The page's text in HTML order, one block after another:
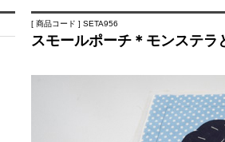
[ 商品コード ] SETA956
スモールポーチ＊モンステ